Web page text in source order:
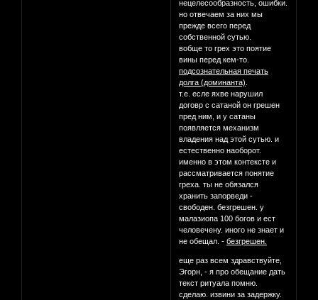
нецелесообразность, ошибки.
но отвечаем за них мы
прежде всего перед
собственной сутью.
вобще то грех это поятие
вины перед кем-то.
подсознательная печать
долга (доминанта).
т.е. есле яхве нарушил
договр с сатаной он грешен
пред ним, и у сатаны
появляется механизм
владения над этой сутью. и
естественно наоборот.
именно в этом контексте и
рассматривается понятие
греха. ты не обязался
хранить запорведи -
свободен. безгрешен. у
малазиопа 100 богов и ест
человечену. иного не знает и
не обещал. -безгрешен.
еще раз всем здравствуйте,
Эгорн, - я про обещание дать
текст ритуала помню.
сделаю. извини за задержку.